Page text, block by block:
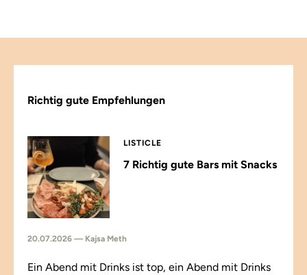
Richtig gute Empfehlungen
LISTICLE
7 Richtig gute Bars mit Snacks
20.07.2026 — Kajsa Meth
Ein Abend mit Drinks ist top, ein Abend mit Drinks